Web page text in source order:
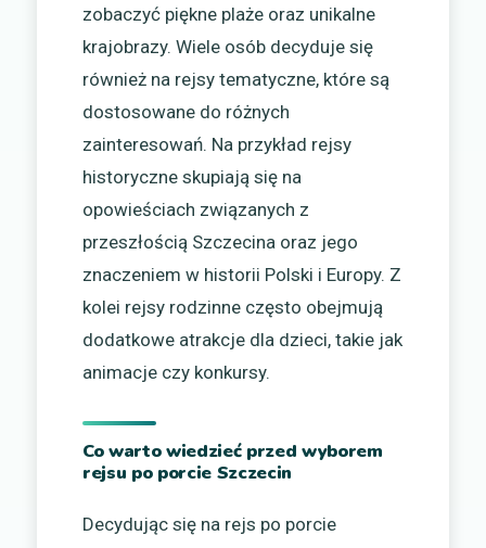
zobaczyć piękne plaże oraz unikalne
krajobrazy. Wiele osób decyduje się
również na rejsy tematyczne, które są
dostosowane do różnych
zainteresowań. Na przykład rejsy
historyczne skupiają się na
opowieściach związanych z
przeszłością Szczecina oraz jego
znaczeniem w historii Polski i Europy. Z
kolei rejsy rodzinne często obejmują
dodatkowe atrakcje dla dzieci, takie jak
animacje czy konkursy.
Co warto wiedzieć przed wyborem
rejsu po porcie Szczecin
Decydując się na rejs po porcie